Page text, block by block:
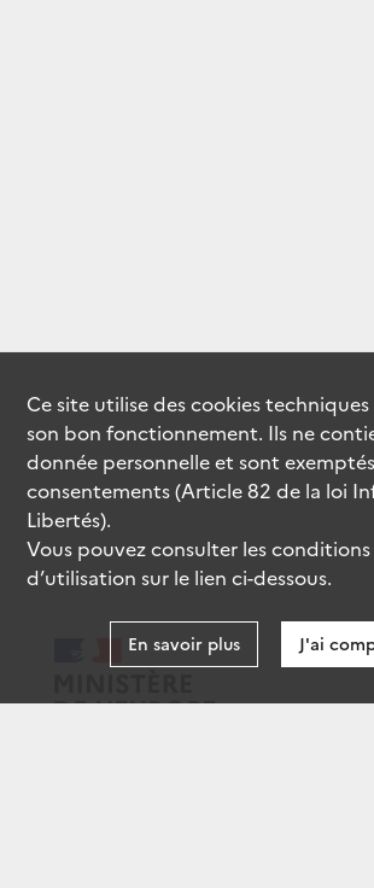
Ce site utilise descookiestechniques
son bon fonctionnement. Ils ne
donnée personnelle et sont
consentements (Article 82 de la loi
Libertés).
Vous pouvez consulter les conditions
d’utilisation sur le lien ci-dessous.
En savoir plus J'ai